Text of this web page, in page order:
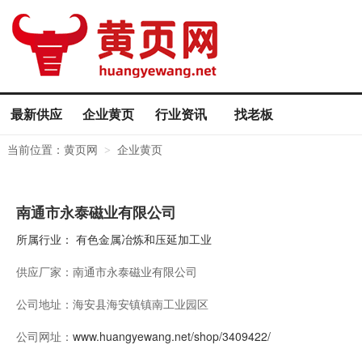
最新供应 企业黄页 行业资讯 找老板
当前位置： 黄页网 > 企业黄页
南通市永泰磁业有限公司
所属行业： 有色金属冶炼和压延加工业
供应厂家： 南通市永泰磁业有限公司
公司地址： 海安县海安镇镇南工业园区
公司网址： www.huangyewang.net/shop/3409422/